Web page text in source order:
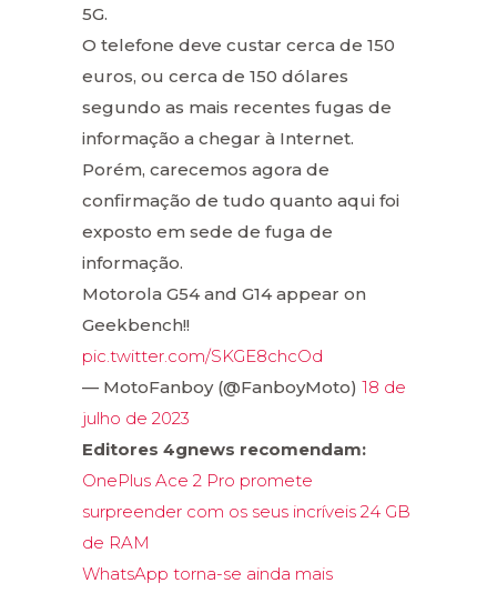
5G.
O telefone deve custar cerca de 150
euros, ou cerca de 150 dólares
segundo as mais recentes fugas de
informação a chegar à Internet.
Porém, carecemos agora de
confirmação de tudo quanto aqui foi
exposto em sede de fuga de
informação.
Motorola G54 and G14 appear on
Geekbench!!
pic.twitter.com/SKGE8chcOd
— MotoFanboy (@FanboyMoto) 18 de
julho de 2023
Editores 4gnews recomendam:
OnePlus Ace 2 Pro promete
surpreender com os seus incríveis 24 GB
de RAM
WhatsApp torna-se ainda mais